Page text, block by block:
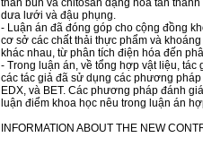
than bùn và chitosan dạng hòa tan
dưa lưới và đậu phụng.
- Luận án đã đóng góp cho cộng đồng
cơ sở các chất thải thực phẩm và
khác nhau, từ phân tích điện hóa đến
- Trong luận án, về tổng hợp vật liệu,
các tác giả đã sử dụng các phương
EDX, và BET. Các phương pháp đánh
luận điểm khoa học nêu trong luận án
INFORMATION ABOUT THE NEW